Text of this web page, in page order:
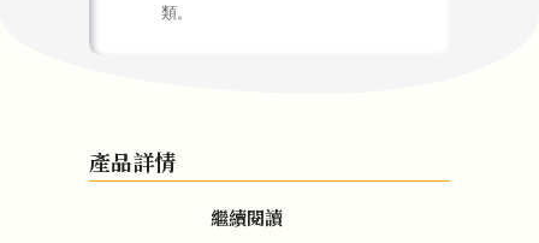
類。
產品詳情
繼續閱讀